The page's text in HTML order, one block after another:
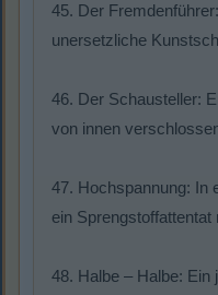
45. Der
unersetzliche
46. Der Schausteller:
von innen
47. Hochspannung: In
ein
48. Halbe – Halbe: Ein